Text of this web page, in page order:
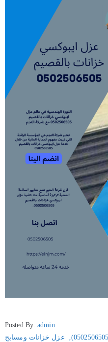
Posted By:admin
‚
عزل خزانات ومسابح